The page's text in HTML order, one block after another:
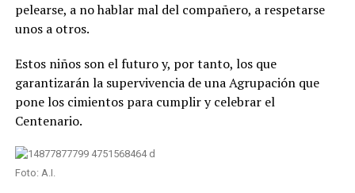
pelearse, a no hablar mal del compañero, a respetarse
unos a otros.
Estos niños son el futuro y, por tanto, los que
garantizarán la supervivencia de una Agrupación que
pone los cimientos para cumplir y celebrar el
Centenario.
Foto: A.I.